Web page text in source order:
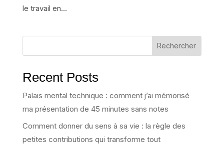
le travail en...
Rechercher
Recent Posts
Palais mental technique : comment j’ai mémorisé
ma présentation de 45 minutes sans notes
Comment donner du sens à sa vie : la règle des
petites contributions qui transforme tout